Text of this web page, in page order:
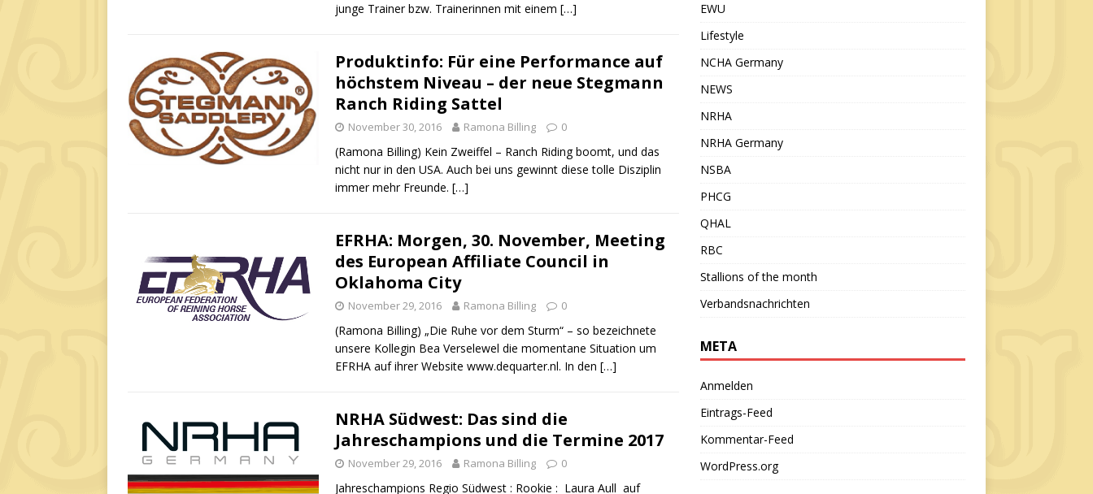
junge Trainer bzw. Trainerinnen mit einem […]
Produktinfo: Für eine Performance auf
höchstem Niveau – der neue Stegmann
Ranch Riding Sattel
November 30, 2016 Ramona Billing 0
(Ramona Billing) Kein Zweiffel – Ranch Riding boomt, und das
nicht nur in den USA. Auch bei uns gewinnt diese tolle Disziplin
immer mehr Freunde. […]
EFRHA: Morgen, 30. November, Meeting
des European Affiliate Council in
Oklahoma City
November 29, 2016 Ramona Billing 0
(Ramona Billing) „Die Ruhe vor dem Sturm“ – so bezeichnete
unsere Kollegin Bea Verselewel die momentane Situation um
EFRHA auf ihrer Website www.dequarter.nl. In den […]
NRHA Südwest: Das sind die
Jahreschampions und die Termine 2017
November 29, 2016 Ramona Billing 0
Jahreschampions Regio Südwest : Rookie : Laura Aull auf
EWU
Lifestyle
NCHA Germany
NEWS
NRHA
NRHA Germany
NSBA
PHCG
QHAL
RBC
Stallions of the month
Verbandsnachrichten
META
Anmelden
Eintrags-Feed
Kommentar-Feed
WordPress.org